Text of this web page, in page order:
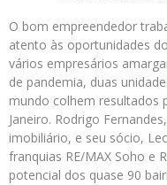
O bom empreendedor
atento às oportunidades
vários empresários
de pandemia, duas
mundo colhem resultados
Janeiro. Rodrigo
imobiliário, e seu sócio,
franquias RE/MAX Soho e
potencial dos quase 90